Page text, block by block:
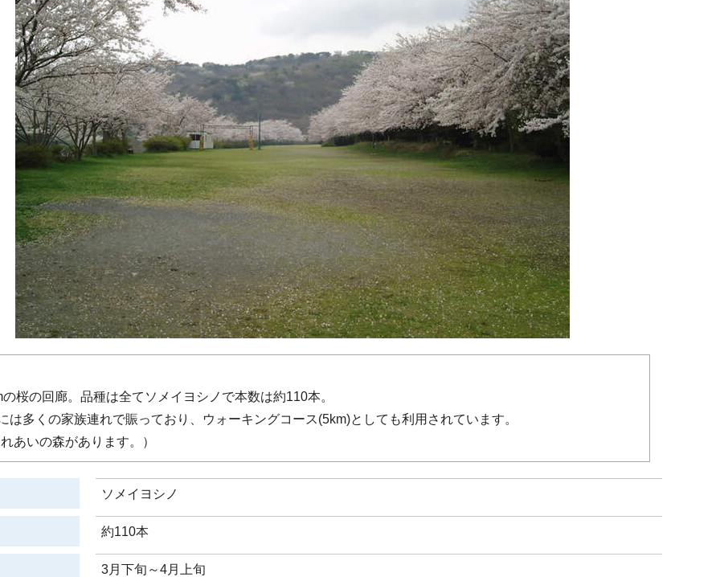
桜の回廊。品種は全てソメイヨシノで本数は約110本。
は多くの家族連れで賑っており、ウォーキングコース(5km)としても利用されています。
あいの森があります。）
ソメイヨシノ
約110本
3月下旬～4月上旬